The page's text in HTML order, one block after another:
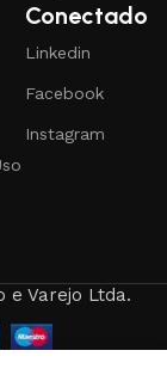
Conectado
Linkedin
Facebook
Instagram
e Varejo Ltda.